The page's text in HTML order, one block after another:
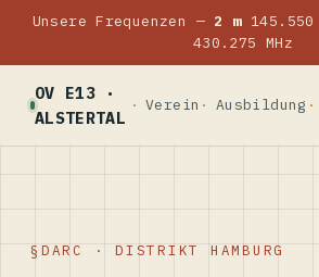
Unsere Frequenzen — 2 m145.550
430.275 MHz
OV E13 ·
ALSTERTAL
Verein Ausbildung
DARC · DISTRIKT HAMBURG